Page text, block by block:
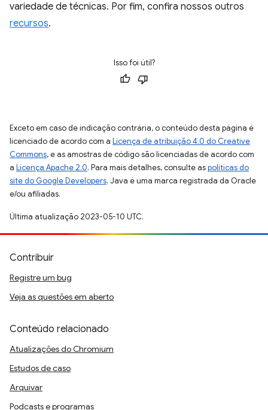
variedade de técnicas. Por fim, confira nossos outros
recursos.
Isso foi útil?
Exceto em caso de indicação contrária, o conteúdo desta página é
licenciado de acordo com a Licença de atribuição 4.0 do Creative
Commons, e as amostras de código são licenciadas de acordo com
a Licença Apache 2.0. Para mais detalhes, consulte aspolíticas do
site do Google Developers. Java é uma marca registrada da Oracle
e/ou afiliadas.
Última atualização 2023-05-10 UTC.
Contribuir
Registre um bug
Veja as questões em aberto
Conteúdo relacionado
Atualizações do Chromium
Estudos de caso
Arquivar
Podcasts e programas